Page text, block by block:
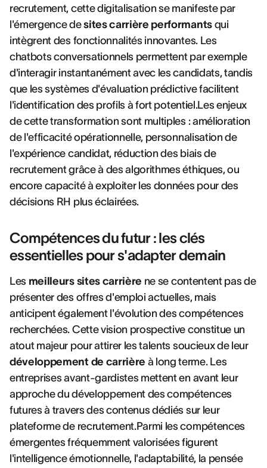
recrutement, cette digitalisation se manifeste par
l'émergence desites carrière performantsqui
intègrent des fonctionnalités innovantes. Les
chatbots conversationnels permettent par exemple
d'interagir instantanément avec les candidats, tandis
que les systèmes d'évaluation prédictive facilitent
l'identification des profils à fort potentiel.Les enjeux
de cette transformation sont multiples : amélioration
de l'efficacité opérationnelle, personnalisation de
l'expérience candidat, réduction des biais de
recrutement grâce à des algorithmes éthiques, ou
encore capacité à exploiter les données pour des
décisions RH plus éclairées.
Compétences du futur : les clés
essentielles pour s'adapter demain
Les meilleurs sites carrière ne se contentent pas de
présenter des offres d'emploi actuelles, mais
anticipent également l'évolution des compétences
recherchées. Cette vision prospective constitue un
atout majeur pour attirer les talents soucieux de leur
développement de carrière à long terme. Les
entreprises avant-gardistes mettent en avant leur
approche du développement des compétences
futures à travers des contenus dédiés sur leur
plateforme de recrutement.Parmi les compétences
émergentes fréquemment valorisées figurent
l'intelligence émotionnelle, l'adaptabilité, la pensée